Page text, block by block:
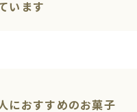
います
におすすめのお菓子